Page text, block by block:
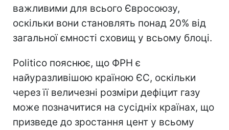
важливими для всього Євросоюзу,
оскільки вони становлять понад 20% від
загальної ємності сховищ у всьому блоці.
Politico пояснює, що ФРН є
найуразливішою країною ЄС, оскільки
через її величезні розміри дефіцит газу
може позначитися на сусідніх країнах, що
призведе до зростання цент у всьому